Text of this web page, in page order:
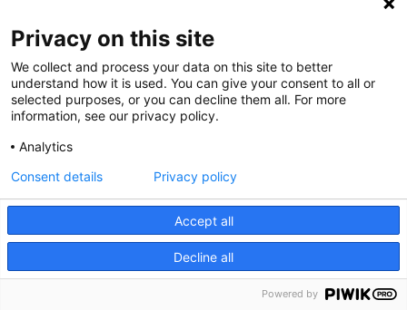
La justicia europea veta discriminar la
indemnització entre temporals i fixos i
capgira el sistema d’interins del sector
públic
Una sentència del TJUE qüestiona la diferent indemnització
entre els contractes temporals i els indefinits. Els juristes
consideren que la resolució obligarà a fer canvis en l’Estatut
dels Treballadors.
La sentència del Tribunal de Justícia de la Unió Europea
Privacy on this site
We collect and process your data on this site to better
understand how it is used. You can give your consent to all or
selected purposes, or you can decline them all. For more
information, see our privacy policy.
Analytics
Accept all
Decline all
Consent details Privacy policy
Powered by